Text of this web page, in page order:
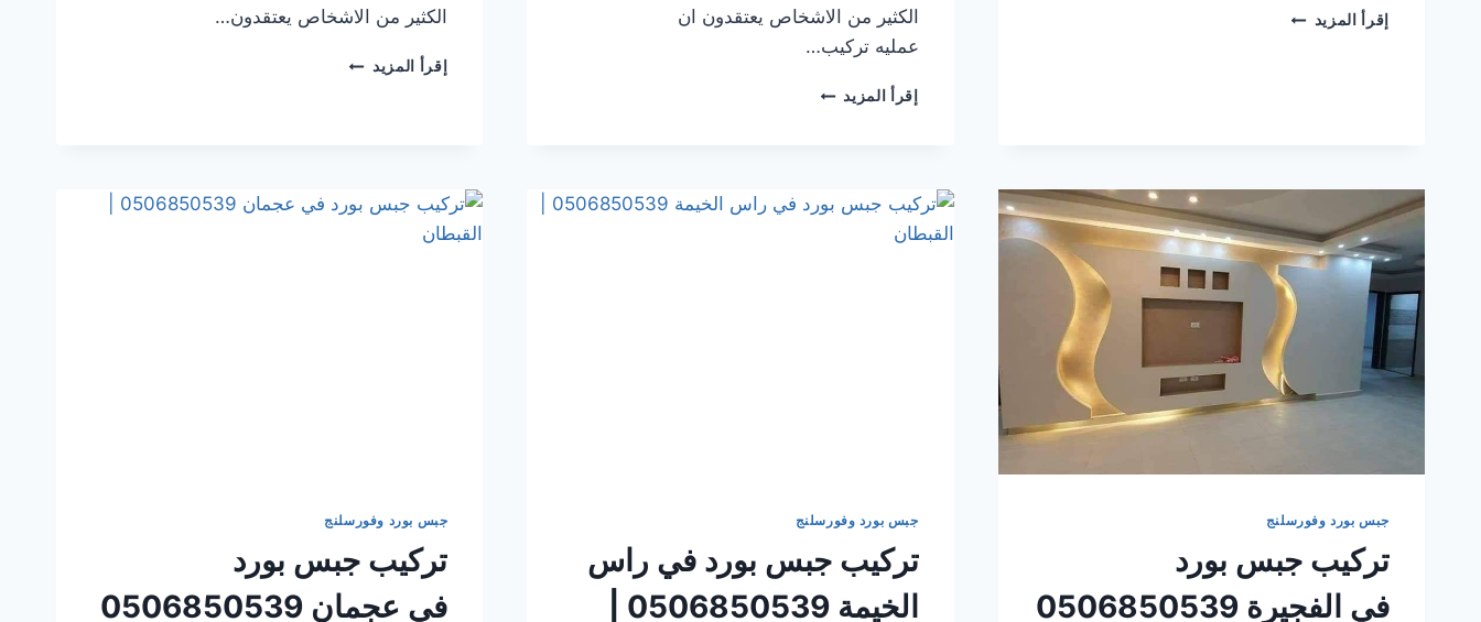
إقرأ المزيد تركيب
الكثير من الاشخاص يعتقدون ان
عمليه تركيب…
إقرأ المزيد تركيب
|
الكثير من الاشخاص يعتقدون…
إقرأ المزيد تركيب
جبس بورد وفورسلنج
تركيب جبس بورد
في الفجيرة 0506850539
جبس بورد وفورسلنج
تركيب جبس بورد في راس
جبس بورد وفورسلنج
تركيب جبس بورد
في عجمان 0506850539